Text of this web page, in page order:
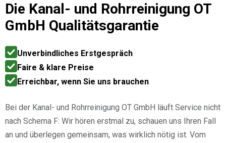
Die Kanal- und Rohrreinigung OT
GmbH Qualitätsgarantie
Unverbindliches Erstgespräch
Faire & klare Preise
Erreichbar, wenn Sie uns brauchen
Bei der Kanal- und Rohrreinigung OT GmbH läuft Service nicht
nach Schema F: Wir hören erstmal zu, schauen uns Ihren Fall
an und überlegen gemeinsam, was wirklich nötig ist. Vom